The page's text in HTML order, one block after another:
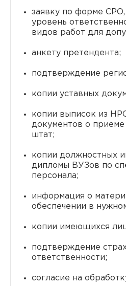
заявку по форме СРО,
уровень
видов работ для
анкету претендента;
подтверждение
копии уставных
копии выписок из
документов о приеме
штат;
копии должностных
дипломы ВУЗов по
персонала;
информация о
обеспечении в
копии имеющихся
подтверждение
ответственности;
согласие на